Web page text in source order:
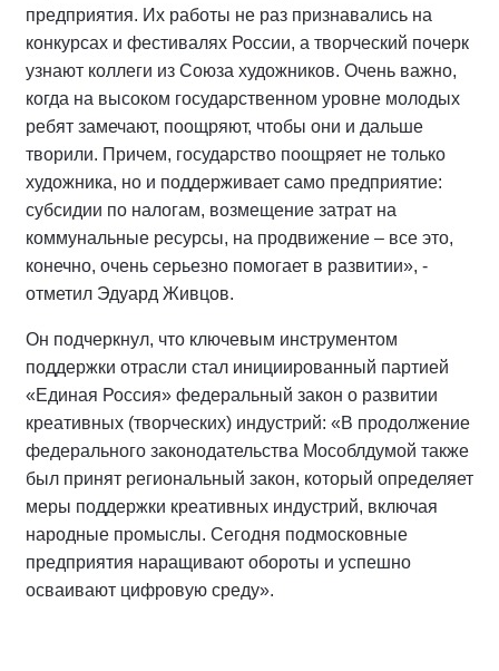
предприятия. Их работы не раз признавались на
конкурсах и фестивалях России, а творческий почерк
узнают коллеги из Союза художников. Очень важно,
когда на высоком государственном уровне молодых
ребят замечают, поощряют, чтобы они и дальше
творили. Причем, государство поощряет не только
художника, но и поддерживает само предприятие:
субсидии по налогам, возмещение затрат на
коммунальные ресурсы, на продвижение – все это,
конечно, очень серьезно помогает в развитии», -
отметил Эдуард Живцов.
Он подчеркнул, что ключевым инструментом
поддержки отрасли стал инициированный партией
«Единая Россия» федеральный закон о развитии
креативных (творческих) индустрий: «В продолжение
федерального законодательства Мособлдумой также
был принят региональный закон, который определяет
меры поддержки креативных индустрий, включая
народные промыслы. Сегодня подмосковные
предприятия наращивают обороты и успешно
осваивают цифровую среду».